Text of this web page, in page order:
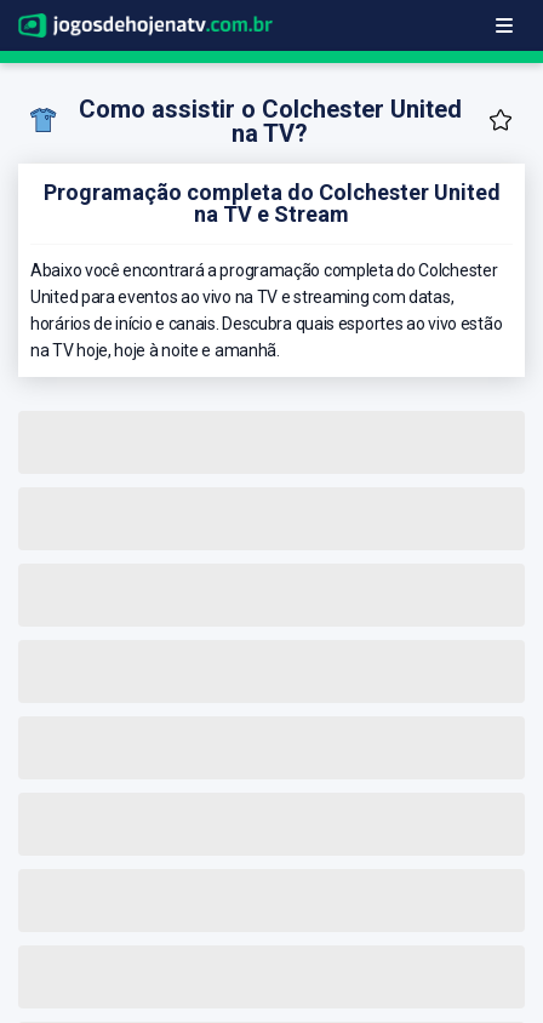
Como assistir o Colchester United
na TV?
Programação completa do Colchester United
na TV e Stream
Abaixo você encontrará a programação completa do Colchester
United para eventos ao vivo na TV e streaming com datas,
horários de início e canais. Descubra quais esportes ao vivo estão
na TV hoje, hoje à noite e amanhã.